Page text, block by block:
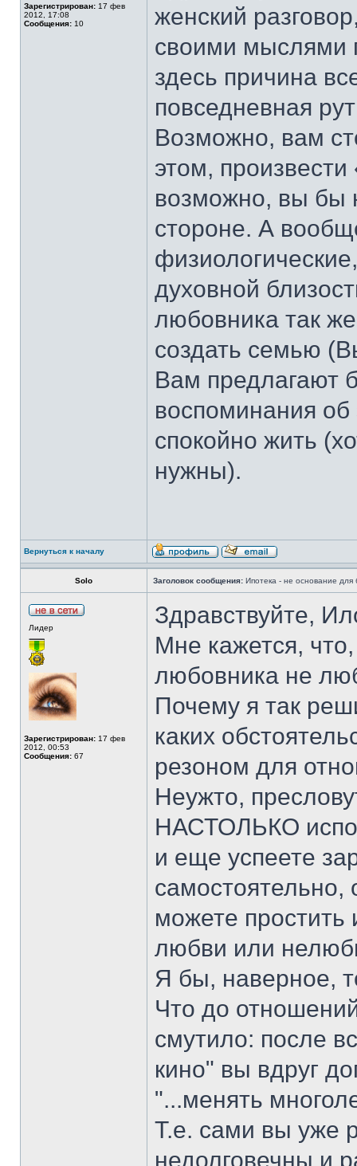
Зарегистрирован: 17 фев
2012, 17:08
Сообщения: 10
женский
своими мыслями
здесь причина
повседневная
Возможно, вам
этом, произвести
возможно, вы бы
стороне. А
духовной
любовника так
создать семью
Вам предлагают
воспоминания
спокойно жить
нужны).
Вернуться к началу
Solo Заголовок сообщения: Ипотека - не основание для
Лидер
Зарегистрирован: 17 фев
2012, 00:53
Сообщения: 67
Здравствуйте,
Мне кажется,
любовника не
Почему я так
каких
резоном для
Неужто,
НАСТОЛЬКО
и еще успеете
самостоятельно,
можете простить
любви или
Я бы, наверное,
Что до
смутило: после
кино" вы вдруг
"...менять
Т.е. сами вы уже
недолговечны и